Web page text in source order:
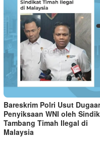
Bareskrim Polri Usut
Penyiksaan WNI oleh
Tambang Timah Ilegal di
Malaysia